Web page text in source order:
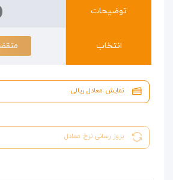
توضیحات
انتخاب
نمایش معادل ریالی
بروز رسانی نرخ معادل